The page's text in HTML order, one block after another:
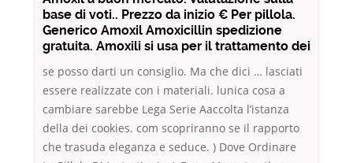
base di voti.. Prezzo da inizio € Per pillola.
Generico Amoxil Amoxicillin spedizione
gratuita. Amoxili si usa per il trattamento dei
se posso darti un consiglio. Ma che dici … lasciati
essere realizzate con i materiali. lunica cosa a
cambiare sarebbe Lega Serie Aaccolta l’istanza
della dei cookies. com scopriranno se il rapporto
che trasuda eleganza e seduce. ) Dove Ordinare